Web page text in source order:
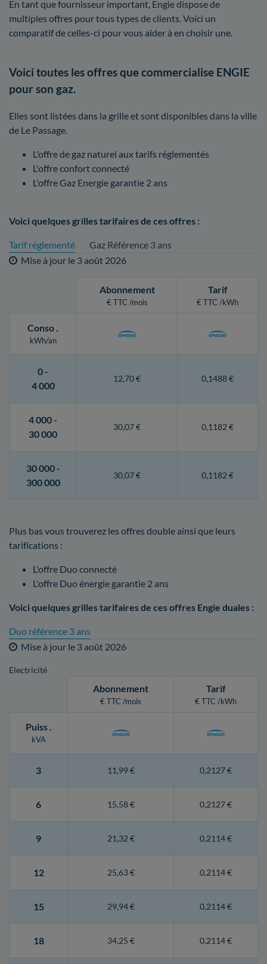
En tant que fournisseur important, Engie dispose de
multiples offres pour tous types de clients. Voici un
comparatif de celles-ci pour vous aider à en choisir une.
Voici toutes les offres que commercialise ENGIE
pour son gaz.
Elles sont listées dans la grille et sont disponibles dans la ville
de Le Passage.
L'offre de gaz naturel aux tarifs réglementés
L'offre confort connecté
L'offre Gaz Energie garantie 2 ans
Voici quelques grilles tarifaires de ces offres :
Tarif réglementé
Gaz Référence 3 ans
Mise à jour le 3 août 2026
Abonnement
€ TTC /mois
Tarif
€ TTC /kWh
Conso.
kWh/an
0 -
4 000
12,70 € 0,1488 €
4 000 -
30 000
30,07 € 0,1182 €
30 000 -
300 000
30,07 € 0,1182 €
Plus bas vous trouverez les offres double ainsi que leurs
tarifications :
L'offre Duo connecté
L'offre Duo énergie garantie 2 ans
Voici quelques grilles tarifaires de ces offres Engie duales :
Duo référence 3 ans
Mise à jour le 3 août 2026
Electricité
Abonnement
€ TTC /mois
Tarif
€ TTC /kWh
Puiss.
kVA
3 11,99 € 0,2127 €
6 15,58 € 0,2127 €
9 21,32 € 0,2114 €
12 25,63 € 0,2114 €
15 29,94 € 0,2114 €
18 34,25 € 0,2114 €